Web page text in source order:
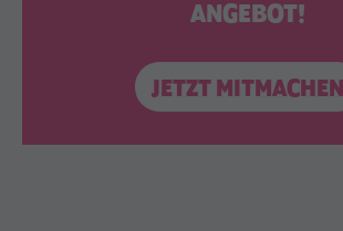
ANGEBOT!
JETZT MITMACHEN